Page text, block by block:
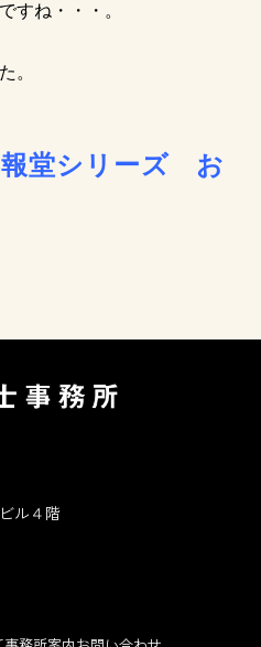
すね・・・。
。
報堂シリーズ お
ル４階